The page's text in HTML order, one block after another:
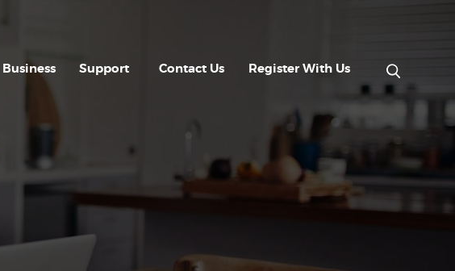
Business Support Contact Us Register With Us